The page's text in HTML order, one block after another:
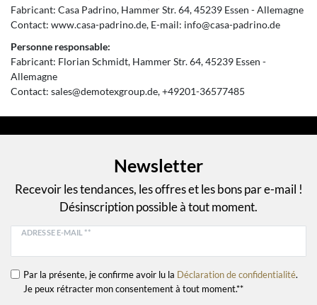
Fabricant: Casa Padrino Hammer Str.64 45239 Essen
Allemagne
Contact: www.casa-padrino.de E-mail: info@casa-padrino.de
Personne responsable:
Fabricant: Florian Schmidt Hammer Str.64 45239 Essen
Allemagne
Contact: sales@demotexgroup.de +49201-36577485
Newsletter
Recevoir les tendances, les offres et les bons par e-mail !
Désinscription possible à tout moment.
ADRESSE E-MAIL **
Par la présente, je confirme avoir lu la Déclaration de confidentialité.
Je peux rétracter mon consentement à tout moment.**